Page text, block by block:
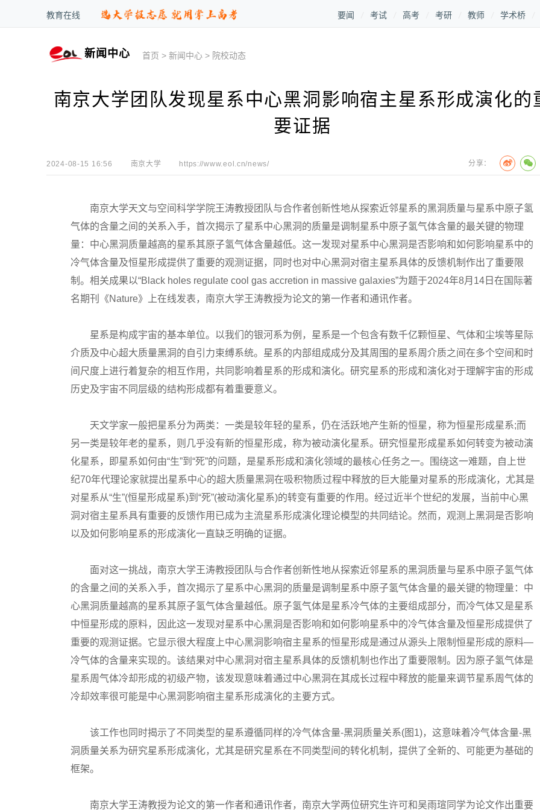
教育在线 要闻 考试 高考 考研 教师 学术桥
新闻中心 首页 >新闻中心 > 院校动态
南京大学团队发现星系中心黑洞影响宿主星系形成演化的
要证据
2024-08-15 16:56 南京大学 https://www.eol.cn/news/ 分享：
南京大学天文与空间科学学院王涛教授团队与合作者创新性地从探索近邻星系的黑洞质量与星系中原子氢
气体的含量之间的关系入手，首次揭示了星系中心黑洞的质量是调制星系中原子氢气体含量的最关键的物理
量：中心黑洞质量越高的星系其原子氢气体含量越低。这一发现对星系中心黑洞是否影响和如何影响星系中的
冷气体含量及恒星形成提供了重要的观测证据，同时也对中心黑洞对宿主星系具体的反馈机制作出了重要限
制。相关成果以“Black holes regulate cool gas accretion in massive galaxies”为题于2024年8月14日在国际著
名期刊《Nature》上在线发表，南京大学王涛教授为论文的第一作者和通讯作者。
星系是构成宇宙的基本单位。以我们的银河系为例，星系是一个包含有数千亿颗恒星、气体和尘埃等星际
介质及中心超大质量黑洞的自引力束缚系统。星系的内部组成成分及其周围的星系周介质之间在多个空间和时
间尺度上进行着复杂的相互作用，共同影响着星系的形成和演化。研究星系的形成和演化对于理解宇宙的形成
历史及宇宙不同层级的结构形成都有着重要意义。
天文学家一般把星系分为两类：一类是较年轻的星系，仍在活跃地产生新的恒星，称为恒星形成星系;而
另一类是较年老的星系，则几乎没有新的恒星形成，称为被动演化星系。研究恒星形成星系如何转变为被动演
化星系，即星系如何由“生”到“死”的问题，是星系形成和演化领域的最核心任务之一。围绕这一难题，自上世
纪70年代理论家就提出星系中心的超大质量黑洞在吸积物质过程中释放的巨大能量对星系的形成演化，尤其是
对星系从“生”(恒星形成星系)到“死”(被动演化星系)的转变有重要的作用。经过近半个世纪的发展，当前中心黑
洞对宿主星系具有重要的反馈作用已成为主流星系形成演化理论模型的共同结论。然而，观测上黑洞是否影响
以及如何影响星系的形成演化一直缺乏明确的证据。
面对这一挑战，南京大学王涛教授团队与合作者创新性地从探索近邻星系的黑洞质量与星系中原子氢气体
的含量之间的关系入手，首次揭示了星系中心黑洞的质量是调制星系中原子氢气体含量的最关键的物理量：中
心黑洞质量越高的星系其原子氢气体含量越低。原子氢气体是星系冷气体的主要组成部分，而冷气体又是星系
中恒星形成的原料，因此这一发现对星系中心黑洞是否影响和如何影响星系中的冷气体含量及恒星形成提供了
重要的观测证据。它显示很大程度上中心黑洞影响宿主星系的恒星形成是通过从源头上限制恒星形成的原料—
冷气体的含量来实现的。该结果对中心黑洞对宿主星系具体的反馈机制也作出了重要限制。因为原子氢气体是
星系周气体冷却形成的初级产物，该发现意味着通过中心黑洞在其成长过程中释放的能量来调节星系周气体的
冷却效率很可能是中心黑洞影响宿主星系形成演化的主要方式。
该工作也同时揭示了不同类型的星系遵循同样的冷气体含量-黑洞质量关系(图1)，这意味着冷气体含量-黑
洞质量关系为研究星系形成演化，尤其是研究星系在不同类型间的转化机制，提供了全新的、可能更为基础的
框架。
南京大学王涛教授为论文的第一作者和通讯作者，南京大学两位研究生许可和吴雨瑄同学为论文作出重要